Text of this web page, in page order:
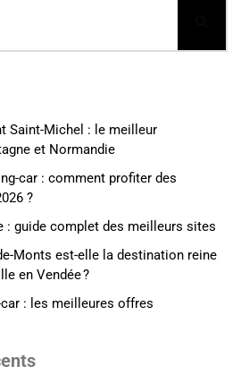
Saint-Michel : le meilleur
et Normandie
car : comment profiter des
?
: guide complet des meilleurs sites
Monts est-elle la destination reine
en Vendée ?
: les meilleures offres